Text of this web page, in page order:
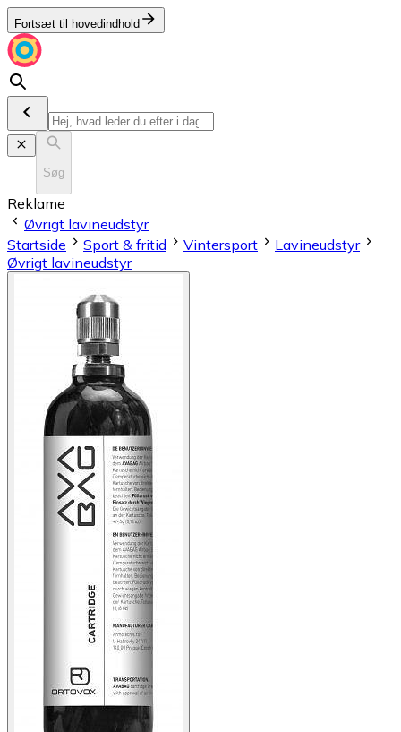
Fortsæt til hovedindhold
Søg
Reklame
Øvrigt lavineudstyr
Startside
Sport & fritid Vintersport
Lavineudstyr
Øvrigt lavineudstyr